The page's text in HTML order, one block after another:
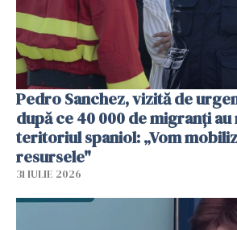
Pedro Sanchez, vizită de
după ce 40 000 de migranți
teritoriul spaniol: „Vom
resursele"
31 IULIE 2026